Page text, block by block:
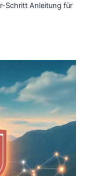
Schritt Anleitung für